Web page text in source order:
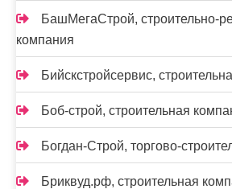
БашМегаСтрой, строительно-
компания
Бийскстройсервис,
Боб-строй, строительная
Богдан-Строй, торгово-
Бриквуд.рф, строительная